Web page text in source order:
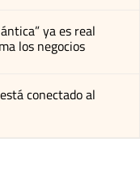
ya es real
los negocios
conectado al